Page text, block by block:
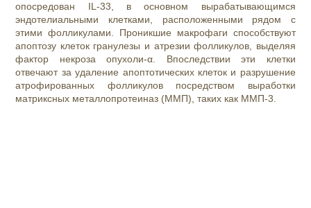
опосредован IL-33, в основном вырабатывающимся
эндотелиальными клетками, расположенными рядом с
этими фолликулами. Проникшие макрофаги способствуют
апоптозу клеток гранулезы и атрезии фолликулов, выделяя
фактор некроза опухоли-α. Впоследствии эти клетки
отвечают за удаление апоптотических клеток и разрушение
атрофированных фолликулов посредством выработки
матриксных металлопротеиназ (ММП), таких как ММП-3.